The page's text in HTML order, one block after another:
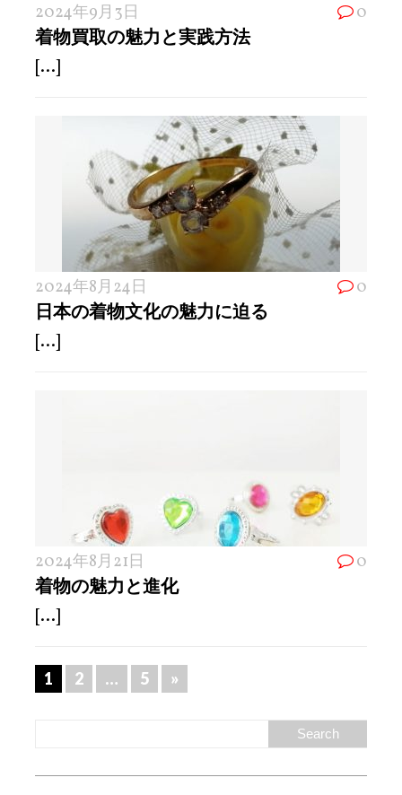
2024年9月3日 0
着物買取の魅力と実践方法
[...]
2024年8月24日 0
日本の着物文化の魅力に迫る
[...]
2024年8月21日 0
着物の魅力と進化
[...]
1 2 … 5 »